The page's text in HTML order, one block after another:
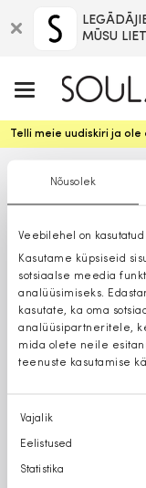
Nõusolek
Veebilehel on kasutatud
Kasutame küpsiseid
sotsiaalse meedia
analüüsimiseks.
kasutate, ka oma
analüüsipartneritele,
mida olete neile
teenuste kasutamise
Nõusoleku
valik
Vajalik
Eelistused
Statistika
MŪSU
Telli meie uudiskiri ja